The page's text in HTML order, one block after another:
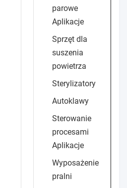
parowe
Aplikacje
Sprzęt dla
suszenia
powietrza
Sterylizatory
Autoklawy
Sterowanie
procesami
Aplikacje
Wyposażenie
pralni